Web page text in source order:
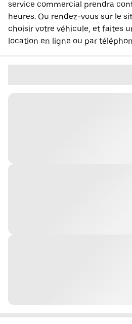
service commercial prendra
heures. Ou rendez-vous sur le
choisir votre véhicule, et faites
location en ligne ou par